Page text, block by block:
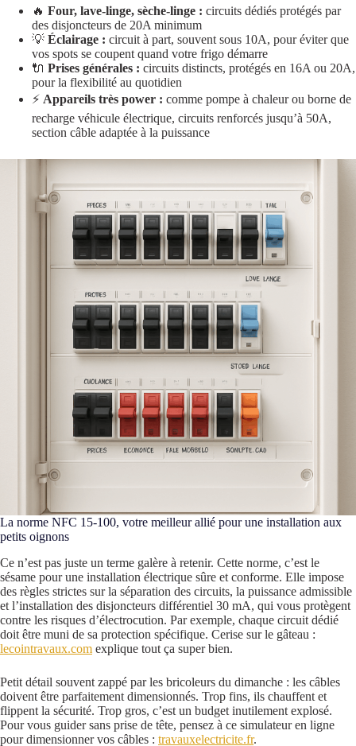
🔥 Four, lave-linge, sèche-linge : circuits dédiés protégés par
des disjoncteurs de 20A minimum
💡 Éclairage : circuit à part, souvent sous 10A, pour éviter que
vos spots se coupent quand votre frigo démarre
🔌 Prises générales : circuits distincts, protégés en 16A ou 20A,
pour la flexibilité au quotidien
⚡ Appareils très power : comme pompe à chaleur ou borne de
recharge véhicule électrique, circuits renforcés jusqu’à 50A,
section câble adaptée à la puissance
La norme NFC 15-100, votre meilleur allié pour une installation aux
petits oignons
Ce n’est pas juste un terme galère à retenir. Cette norme, c’est le
sésame pour une installation électrique sûre et conforme. Elle impose
des règles strictes sur la séparation des circuits, la puissance admissible
et l’installation des disjoncteurs différentiel 30 mA, qui vous protègent
contre les risques d’électrocution. Par exemple, chaque circuit dédié
doit être muni de sa protection spécifique. Cerise sur le gâteau :
lecointravaux.com explique tout ça super bien.
Petit détail souvent zappé par les bricoleurs du dimanche : les câbles
doivent être parfaitement dimensionnés. Trop fins, ils chauffent et
flippent la sécurité. Trop gros, c’est un budget inutilement explosé.
Pour vous guider sans prise de tête, pensez à ce simulateur en ligne
pour dimensionner vos câbles : travauxelectricite.fr.